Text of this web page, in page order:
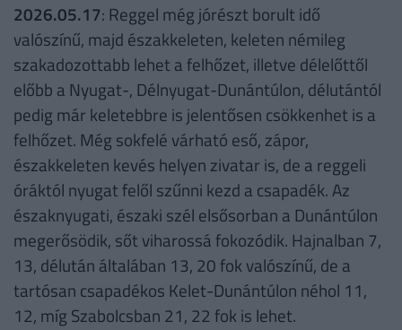
2026.05.17: Reggel még jórészt borult idő
valószínű, majd északkeleten, keleten némileg
szakadozottabb lehet a felhőzet, illetve délelőttől
előbb a Nyugat-, Délnyugat-Dunántúlon, délutántól
pedig már keletebbre is jelentősen csökkenhet is a
felhőzet. Még sokfelé várható eső, zápor,
északkeleten kevés helyen zivatar is, de a reggeli
óráktól nyugat felől szűnni kezd a csapadék. Az
északnyugati, északi szél elsősorban a Dunántúlon
megerősödik, sőt viharossá fokozódik. Hajnalban 7,
13, délután általában 13, 20 fok valószínű, de a
tartósan csapadékos Kelet-Dunántúlon néhol 11,
12, míg Szabolcsban 21, 22 fok is lehet.